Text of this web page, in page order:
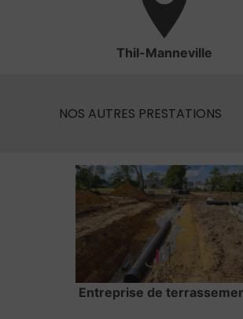
Thil-Manneville
NOS AUTRES PRESTATIONS
Entreprise de